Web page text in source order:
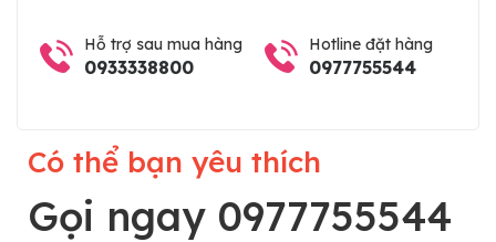
Hỗ trợ sau mua hàng
0933338800
Hotline đặt hàng
0977755544
Có thể bạn yêu thích
Gọi ngay 0977755544